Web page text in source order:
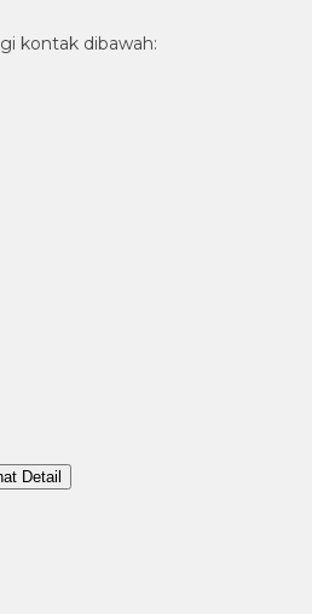
kontak dibawah:
Detail